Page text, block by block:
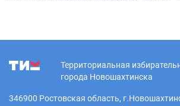
Территориальная
города Новошахтинска
346900 Ростовская область,